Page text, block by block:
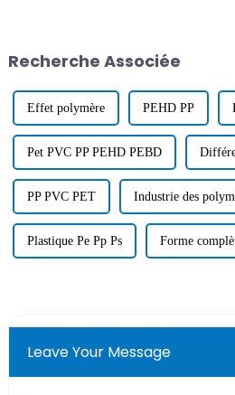
Recherche Associée
Effet polymère PEHD PP
Pet PVC PP PEHD PEBD
PP PVC PET Industrie des
Plastique Pe Pp Ps Forme
Leave Your Message